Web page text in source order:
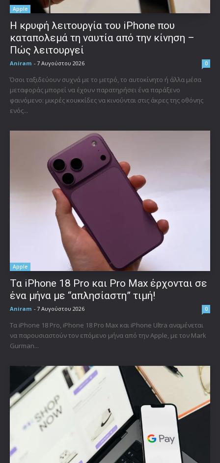
Apple
Η κρυφή λειτουργία του iPhone που
καταπολεμά τη ναυτία από την κίνηση –
Πώς λειτουργεί
Aniram - 7 Αυγούστου 2026 0
Όσοι ταξιδεύουν συχνά με το μετρό, το αυτοκίνητο ή άλλα μέσα
μεταφοράς μπορεί να έχουν παρατηρήσει ένα παράξενο
φαινόμενο: μικρές κουκκίδες να κινούνται στις άκρες της οθόνης
ενός...
Apple
Τα iPhone 18 Pro και Pro Max έρχονται σε
ένα μήνα με “απλησίαστη” τιμή!
Aniram - 7 Αυγούστου 2026 0
Τα iPhone 18 Pro, iPhone 18 Pro Max και iPhone Ultra αναμένεται
να παρουσιαστούν τον επόμενο μήνα από την Apple, με τον Mark
Gurman...